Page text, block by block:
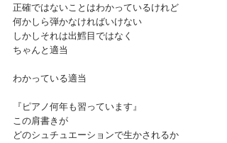
正確ではないことはわかっているけれど
何かしら弾かなければいけない
しかしそれは出鱈目ではなく
ちゃんと適当
わかっている適当
『ピアノ何年も習っています』
この肩書きが
どのシュチュエーションで生かされるか